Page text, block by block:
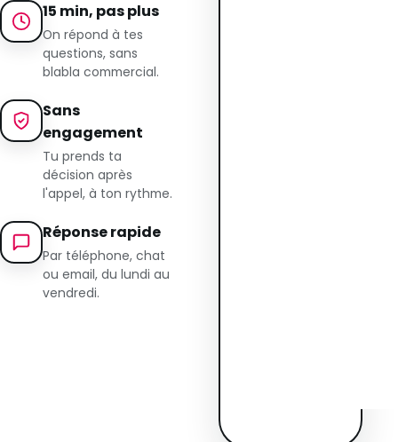
15 min, pas plus
On répond à tes
questions, sans
blabla commercial.
Sans
engagement
Tu prends ta
décision après
l'appel, à ton rythme.
Réponse rapide
Par téléphone, chat
ou email, du lundi au
vendredi.